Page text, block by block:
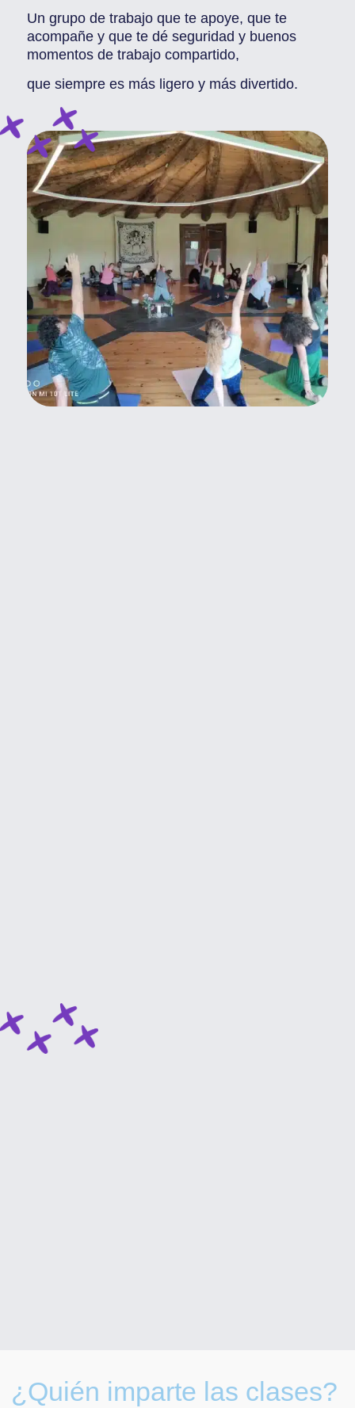
Un grupo de trabajo que te apoye, que te
acompañe y que te dé seguridad y buenos
momentos de trabajo compartido,
que siempre es más ligero y más divertido.
¿Quién imparte las clases?